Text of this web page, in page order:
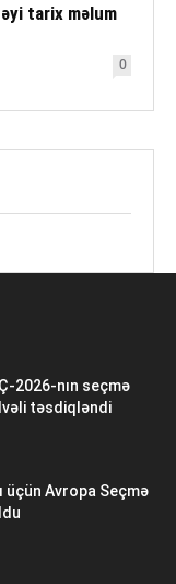
tarix məlum
0
2026-nın seçmə
təsdiqləndi
üçün Avropa Seçmə